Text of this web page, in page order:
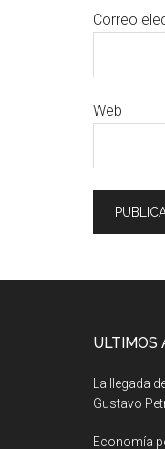
Correo
Web
ULTIMOS
La llegada
Gustavo
Economía